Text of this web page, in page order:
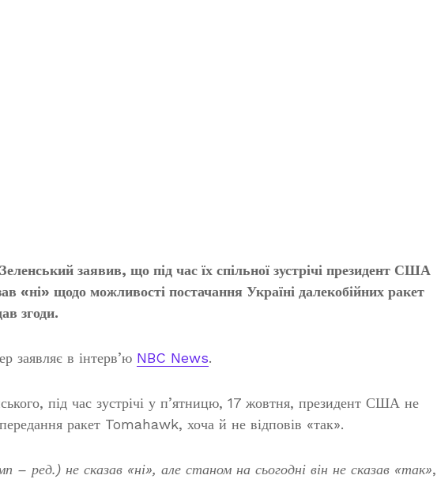
заявив, що під час їх спільної зустрічі президент США
«ні» щодо можливості постачання Україні далекобійних ракет
згоди.
заявляє в інтерв’ю NBC News.
під час зустрічі у п’ятницю, 17 жовтня, президент США не
ракет Tomahawk, хоча й не відповів «так».
– ред.) не сказав «ні», але станом на сьогодні він не сказав «так»,